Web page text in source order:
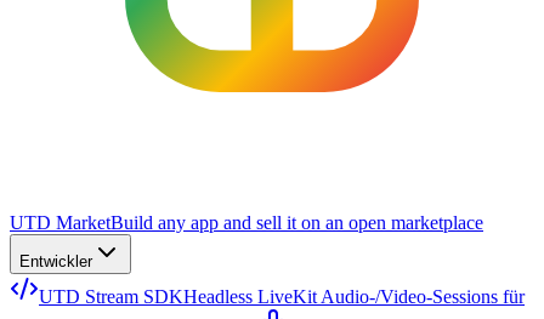
UTD MarketBuild any app and sell it on an open marketplace
Entwickler
UTD Stream SDKHeadless LiveKit Audio-/Video-Sessions für